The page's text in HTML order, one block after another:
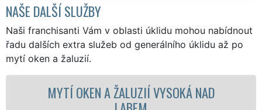
NAŠE DALŠÍ SLUŽBY
Naši franchisanti Vám v oblasti úklidu mohou nabídnout
řadu dalších extra služeb od generálního úklidu až po
mytí oken a žaluzií.
VYSOKÁ NAD MYTÍ OKENNÍCH RÁMŮ